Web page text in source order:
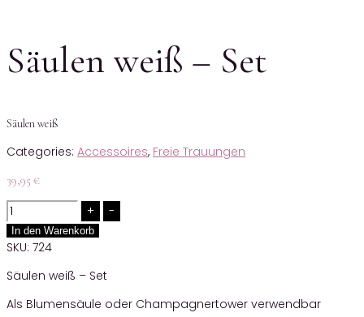
Säulen weiß – Set
Säulen weiß
Categories: Accessoires, Freie Trauungen
39,95 €
Quantity
In den Warenkorb
SKU: 724
Säulen weiß – Set
Als Blumensäule oder Champagnertower verwendbar